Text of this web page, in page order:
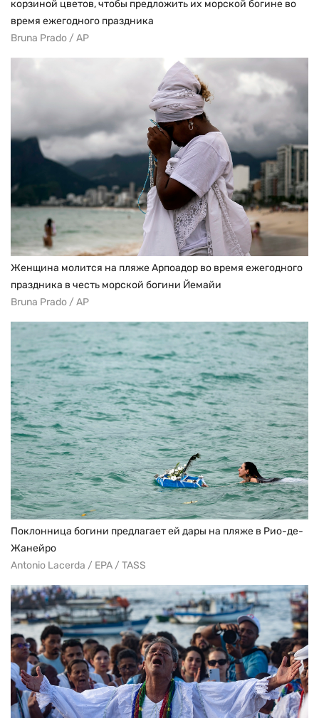
корзиной цветов, чтобы предложить их морской богине во
время ежегодного праздника
Bruna Prado / AP
Женщина молится на пляже Арпоадор во время ежегодного
праздника в честь морской богини Йемайи
Bruna Prado / AP
Поклонница богини предлагает ей дары на пляже в Рио-де-
Жанейро
Antonio Lacerda / EPA / TASS